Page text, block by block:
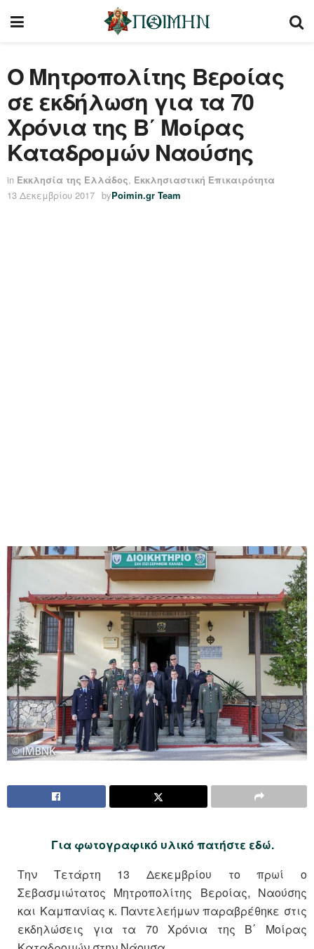
Ο Μητροπολίτης Βεροίας
σε εκδήλωση για τα 70
Χρόνια της Β΄ Μοίρας
Καταδρομών Ναούσης
in Εκκλησία της Ελλάδος, Εκκλησιαστική Επικαιρότητα
13 Δεκεμβρίου 2017 byPoimin.gr Team
Για φωτογραφικό υλικό πατήστε εδώ.
Την Τετάρτη 13 Δεκεμβρίου το πρωί ο
Σεβασμιώτατος Μητροπολίτης Βεροίας, Ναούσης
και Καμπανίας κ. Παντελεήμων παραβρέθηκε στις
εκδηλώσεις για τα 70 Χρόνια της Β΄ Μοίρας